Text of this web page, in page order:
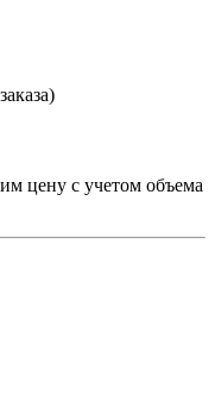
цену с учетом объема